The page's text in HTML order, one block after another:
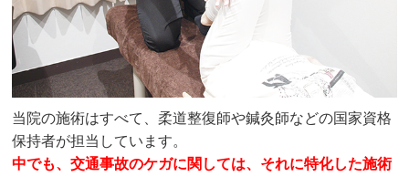
当院の施術はすべて、柔道整復師や鍼灸師などの国家資格
保持者が担当しています。
中でも、交通事故のケガに関しては、それに特化した施術